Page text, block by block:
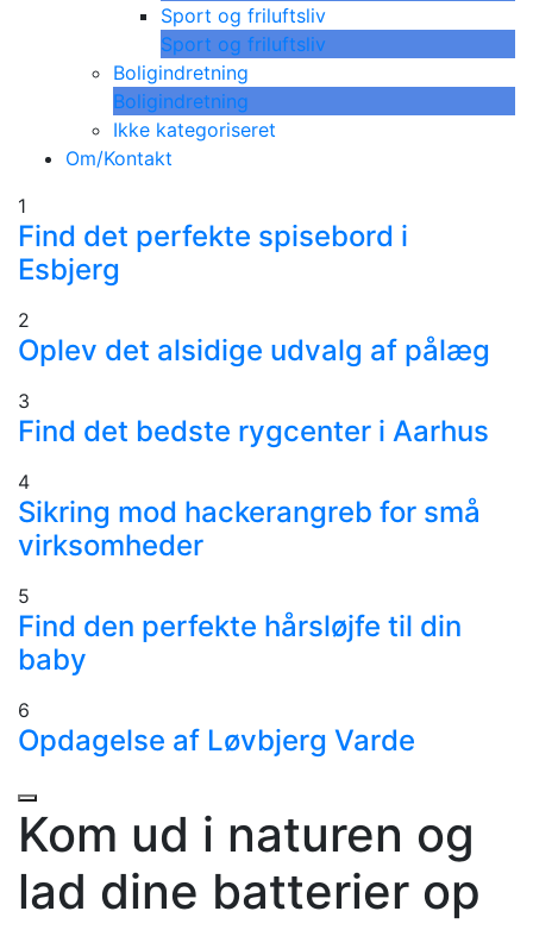
Sport og friluftsliv
Sport og friluftsliv
Boligindretning
Boligindretning
Ikke kategoriseret
Om/Kontakt
1
Find det perfekte spisebord i
Esbjerg
2
Oplev det alsidige udvalg af pålæg
3
Find det bedste rygcenter i Aarhus
4
Sikring mod hackerangreb for små
virksomheder
5
Find den perfekte hårsløjfe til din
baby
6
Opdagelse af Løvbjerg Varde
Kom ud i naturen og
lad dine batterier op